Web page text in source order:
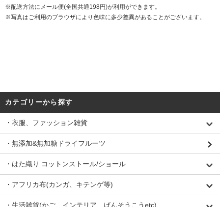
※配送方法にメール便(全国共通198円)が利用ができます。
※写真はご利用のブラウザにより色味に多少差異があることがございます。
カテゴリーから探す
・衣服、ファッション雑貨
・無添加&無加糖ドライフルーツ
・はた織り コットンストール/ショール
・アフリカ布(カンガ、キテンゲ等)
・生活雑貨(かご、インテリア、ばんそうこうetc)